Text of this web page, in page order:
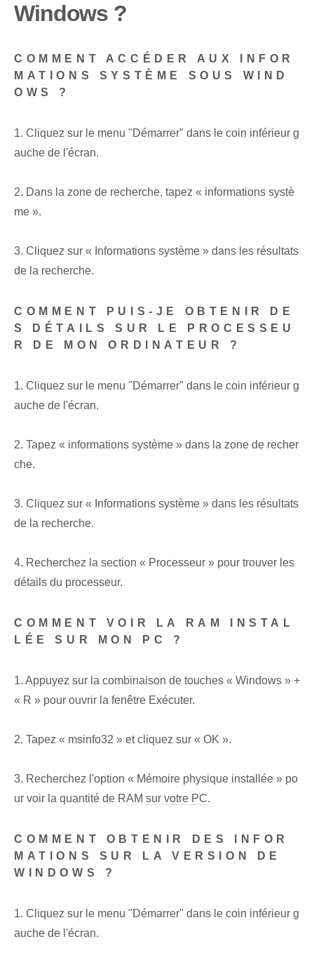
Windows ?
COMMENT ACCÉDER AUX INFOR
MATIONS SYSTÈME SOUS WIND
OWS ?
1. Cliquez sur le menu "Démarrer" dans le coin inférieur g
auche de l'écran.
2. Dans la zone de recherche, tapez « informations systè
me ».
3. Cliquez sur « Informations système » dans les résultats
de la recherche.
COMMENT PUIS-JE OBTENIR DE
S DÉTAILS SUR LE PROCESSEU
R DE MON ORDINATEUR ?
1. Cliquez sur le menu "Démarrer" dans le coin inférieur g
auche de l'écran.
2. Tapez « informations système » dans la zone de recher
che.
3. Cliquez sur « Informations système » dans les résultats
de la recherche.
4. Recherchez la section « Processeur » pour trouver les
détails du processeur.
COMMENT VOIR LA RAM INSTAL
LÉE SUR MON PC ?
1. Appuyez sur la combinaison de touches « Windows » +
« R » pour ouvrir la fenêtre Exécuter.
2. Tapez « msinfo32 » et cliquez sur « OK ».
3. Recherchez l'option « Mémoire physique installée » po
ur voir la quantité de RAM sur votre PC.
COMMENT OBTENIR DES INFOR
MATIONS SUR LA VERSION DE
WINDOWS ?
1. Cliquez sur le menu "Démarrer" dans le coin inférieur g
auche de l'écran.